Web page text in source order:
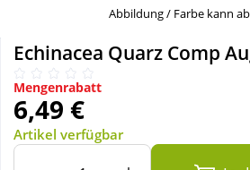
Täglich gut versorgt
Nahrungsergänzung
Natur & Homöopathie
Sanitätshaus
Abbildung / Farbe kann
Echinacea Quarz Comp
Mengenrabatt
6,49 €
Artikel verfügbar